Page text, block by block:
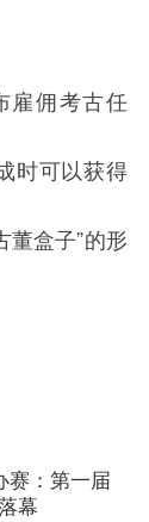
雇佣考古任
时可以获得
董盒子”的形
赛：第一届
幕